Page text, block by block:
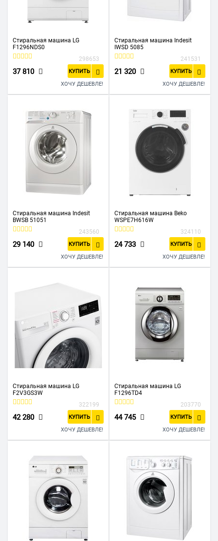
Стиральная машина LG
F1296NDS0
298653
37 810 КУПИТЬ
ХОЧУ ДЕШЕВЛЕ!
Стиральная машина Indesit
IWSD 5085
241531
21 320 КУПИТЬ
ХОЧУ ДЕШЕВЛЕ!
Стиральная машина Indesit
BWSB 51051
243560
29 140 КУПИТЬ
ХОЧУ ДЕШЕВЛЕ!
Стиральная машина Beko
WSPE7H616W
324110
24 733 КУПИТЬ
ХОЧУ ДЕШЕВЛЕ!
Стиральная машина LG
F2V3GS3W
322199
42 280 КУПИТЬ
ХОЧУ ДЕШЕВЛЕ!
Стиральная машина LG
F1296TD4
203770
44 745 КУПИТЬ
ХОЧУ ДЕШЕВЛЕ!